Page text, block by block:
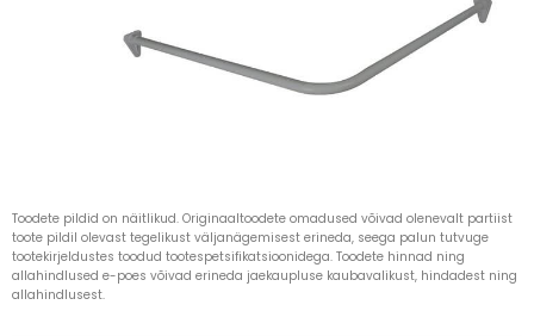
Toodete pildid on näitlikud. Originaaltoodete omadused võivad olenevalt partiist
toote pildil olevast tegelikust väljanägemisest erineda, seega palun tutvuge
tootekirjeldustes toodud tootespetsifikatsioonidega. Toodete hinnad ning
allahindlused e-poes võivad erineda jaekaupluse kaubavalikust, hindadest ning
allahindlusest.